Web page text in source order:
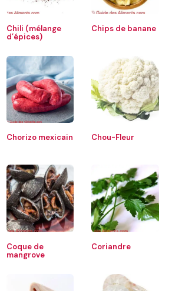
Chili (mélange
d’épices)
Chips de banane
Chorizo mexicain Chou-Fleur
Coque de
mangrove
Coriandre